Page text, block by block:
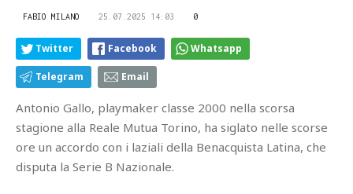
FABIO MILANO 25.07.2025 14:03 0
Twitter Facebook Whatsapp
Telegram Email
Antonio Gallo, playmaker classe 2000 nella scorsa
stagione alla Reale Mutua Torino, ha siglato nelle scorse
ore un accordo con i laziali della Benacquista Latina, che
disputa la Serie B Nazionale.